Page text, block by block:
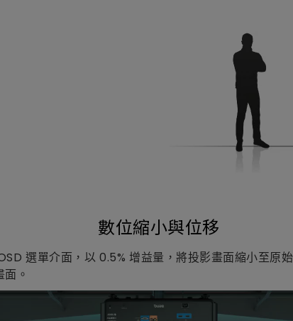
數位縮小與位移
選單介面，以 0.5% 增益量，將投影畫面縮小至原
。